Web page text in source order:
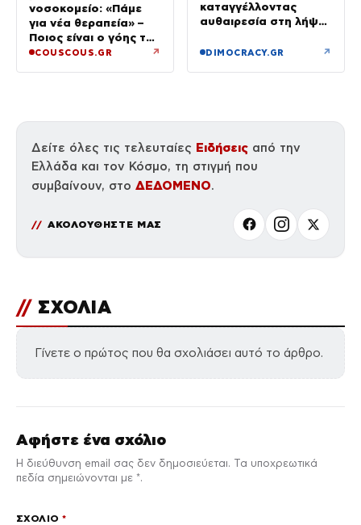
νοσοκομείο: «Πάμε
για νέα θεραπεία» –
Ποιος είναι ο γόης της
Μενεγάκη που δίνει
COUSCOUS.GR ↗
καταγγέλλοντας
αυθαιρεσία στη λήψη
για τη Δημοκρατία»
DIMOCRACY.GR ↗
Δείτε όλες τις τελευταίες Ειδήσεις από την
Ελλάδα και τον Κόσμο, τη στιγμή που
συμβαίνουν, στο ΔΕΔΟΜΕΝΟ.
ΑΚΟΛΟΥΘΗΣΤΕ ΜΑΣ
// ΣΧΟΛΙΑ
Γίνετε ο πρώτος που θα σχολιάσει αυτό το άρθρο.
Αφήστε ένα σχόλιο
Η διεύθυνση email σας δεν δημοσιεύεται. Τα υποχρεωτικά
πεδία σημειώνονται με *.
ΣΧΌΛΙΟ*